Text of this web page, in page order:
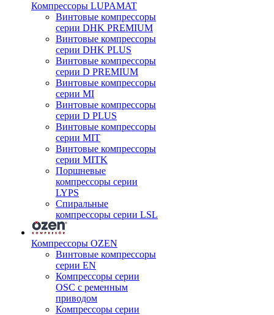
Компрессоры LUPAMAT
Винтовые компрессоры
серии DHK PREMIUM
Винтовые компрессоры
серии DHK PLUS
Винтовые компрессоры
серии D PREMIUM
Винтовые компрессоры
серии MI
Винтовые компрессоры
серии D PLUS
Винтовые компрессоры
серии MIT
Винтовые компрессоры
серии MITK
Поршневые
компрессоры серии
LYPS
Спиральные
компрессоры серии LSL
Компрессоры OZEN
Винтовые компрессоры
серии EN
Компрессоры серии
OSC с ременным
приводом
Компрессоры серии